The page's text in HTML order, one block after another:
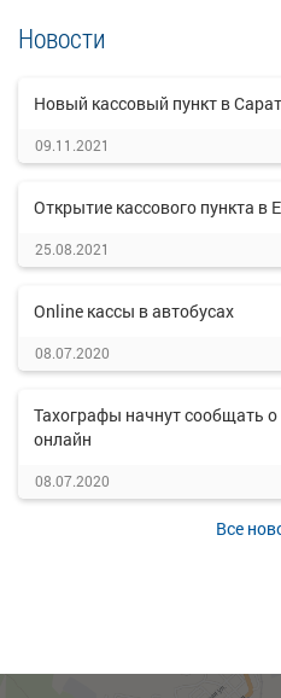
Новости
Новый кассовый пункт в
09.11.2021
Открытие кассового пункта в
25.08.2021
Online кассы в автобусах
08.07.2020
Тахографы начнут сообщать
онлайн
08.07.2020
Все